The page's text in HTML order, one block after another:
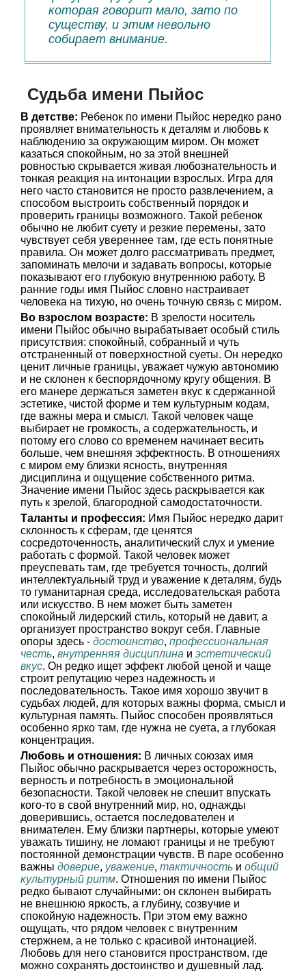
которая говорит мало, зато по
существу, и этим невольно
собирает внимание.
Судьба имени Пыйос
В детстве: Ребенок по имени Пыйос нередко рано
проявляет внимательность к деталям и любовь к
наблюдению за окружающим миром. Он может
казаться спокойным, но за этой внешней
ровностью скрывается живая любознательность и
тонкая реакция на интонации взрослых. Игра для
него часто становится не просто развлечением, а
способом выстроить собственный порядок и
проверить границы возможного. Такой ребенок
обычно не любит суету и резкие перемены, зато
чувствует себя увереннее там, где есть понятные
правила. Он может долго рассматривать предмет,
запоминать мелочи и задавать вопросы, которые
показывают его глубокую внутреннюю работу. В
ранние годы имя Пыйос словно настраивает
человека на тихую, но очень точную связь с миром.
Во взрослом возрасте: В зрелости носитель
имени Пыйос обычно вырабатывает особый стиль
присутствия: спокойный, собранный и чуть
отстраненный от поверхностной суеты. Он нередко
ценит личные границы, уважает чужую автономию
и не склонен к беспорядочному кругу общения. В
его манере держаться заметен вкус к сдержанной
эстетике, чистой форме и тем культурным кодам,
где важны мера и смысл. Такой человек чаще
выбирает не громкость, а содержательность, и
потому его слово со временем начинает весить
больше, чем внешняя эффектность. В отношениях
с миром ему близки ясность, внутренняя
дисциплина и ощущение собственного ритма.
Значение имени Пыйос здесь раскрывается как
путь к зрелой, благородной самодостаточности.
Таланты и профессия: Имя Пыйос нередко дарит
склонность к сферам, где ценятся
сосредоточенность, аналитический слух и умение
работать с формой. Такой человек может
преуспевать там, где требуется точность, долгий
интеллектуальный труд и уважение к деталям, будь
то гуманитарная среда, исследовательская работа
или искусство. В нем может быть заметен
спокойный лидерский стиль, который не давит, а
организует пространство вокруг себя. Главные
опоры здесь - достоинство, профессиональная
честь, внутренняя дисциплина и эстетический
вкус. Он редко ищет эффект любой ценой и чаще
строит репутацию через надежность и
последовательность. Такое имя хорошо звучит в
судьбах людей, для которых важны форма, смысл и
культурная память. Пыйос способен проявляться
особенно ярко там, где нужна не суета, а глубокая
концентрация.
Любовь и отношения: В личных союзах имя
Пыйос обычно раскрывается через осторожность,
верность и потребность в эмоциональной
безопасности. Такой человек не спешит впускать
кого-то в свой внутренний мир, но, однажды
доверившись, остается последователен и
внимателен. Ему близки партнеры, которые умеют
уважать тишину, не ломают границы и не требуют
постоянной демонстрации чувств. В паре особенно
важны доверие, уважение, тактичность и общий
культурный ритм. Отношения по имени Пыйос
редко бывают случайными: он склонен выбирать
не внешнюю яркость, а глубину, созвучие и
спокойную надежность. При этом ему важно
ощущать, что рядом человек с внутренним
стержнем, а не только с красивой интонацией.
Любовь для него становится пространством, где
можно сохранять достоинство и душевный лад.